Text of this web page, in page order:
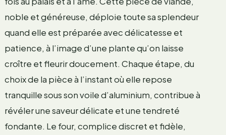
noble et généreuse, déploie toute sa splendeur
quand elle est préparée avec délicatesse et
patience, à l’image d’une plante qu’on laisse
croître et fleurir doucement. Chaque étape, du
choix de la pièce à l’instant où elle repose
tranquille sous son voile d’aluminium, contribue à
révéler une saveur délicate et une tendreté
fondante. Le four, complice discret et fidèle,